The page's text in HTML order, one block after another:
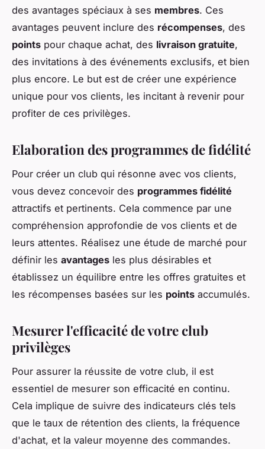
des avantages spéciaux à ses membres. Ces
avantages peuvent inclure des récompenses, des
points pour chaque achat, des livraison gratuite,
des invitations à des événements exclusifs, et bien
plus encore. Le but est de créer une expérience
unique pour vos clients, les incitant à revenir pour
profiter de ces privilèges.
Elaboration des programmes de fidélité
Pour créer un club qui résonne avec vos clients,
vous devez concevoir des programmes fidélité
attractifs et pertinents. Cela commence par une
compréhension approfondie de vos clients et de
leurs attentes. Réalisez une étude de marché pour
définir les avantages les plus désirables et
établissez un équilibre entre les offres gratuites et
les récompenses basées sur les points accumulés.
Mesurer l'efficacité de votre club
privilèges
Pour assurer la réussite de votre club, il est
essentiel de mesurer son efficacité en continu.
Cela implique de suivre des indicateurs clés tels
que le taux de rétention des clients, la fréquence
d'achat, et la valeur moyenne des commandes.